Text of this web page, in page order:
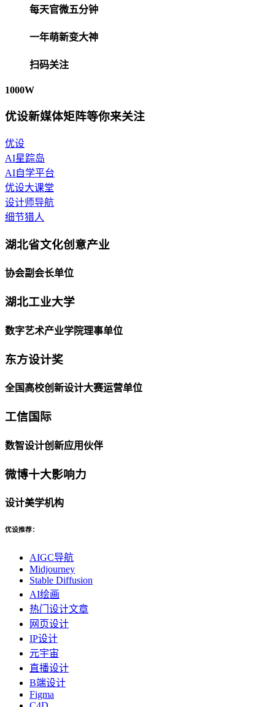
每天官微五分钟
一年萌新变大神
扫码关注
1000W
优设新媒体矩阵等你来关注
优设
AI星踪岛
AI自学平台
优设大课堂
设计师导航
细节猎人
湖北省文化创意产业
协会副会长单位
湖北工业大学
数字艺术产业学院理事单位
东方设计奖
全国高校创新设计大赛运营单位
工信国际
数智设计创新应用伙伴
微博十大影响力
设计美学机构
优设推荐：
AIGC导航
Midjourney
Stable Diffusion
AI绘画
热门设计文章
网页设计
IP设计
元宇宙
直播设计
B端设计
Figma